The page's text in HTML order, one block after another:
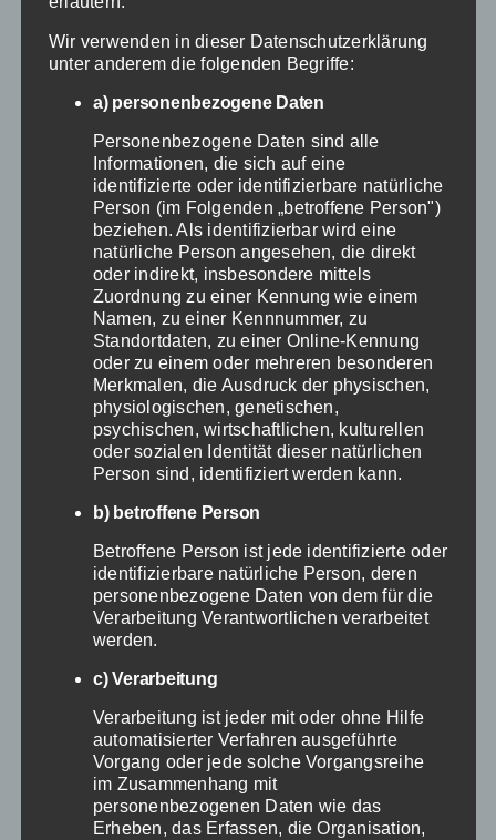
Prävention und
ambulanten
Versorgung
Um kostspielige
Krankenhausaufenthalte zu
reduzieren, sollten auch effektive
Präventionsarbeiten, wie
beispielsweise regelmäßige
Vorsorgeuntersuchungen,
durchgeführt werden. Um diese
zu fördern, sollten Krankenhäuser
verstärkt in Programme
Bevölkerung erhöhen und
frühzeitige Interventionen
ermöglichen. Zudem sollten
ausgebaut werden, um stationäre
Aufenthalte zu reduzieren, wo
dies medizinisch vertretbar ist.
Wir verwenden in dieser Datenschutzerklärung
unter anderem die folgenden Begriffe:
a) personenbezogene Daten
Personenbezogene Daten sind alle
Informationen, die sich auf eine
identifizierte oder identifizierbare natürliche
Person (im Folgenden „betroffene Person")
beziehen. Als identifizierbar wird eine
natürliche Person angesehen, die direkt
oder indirekt, insbesondere mittels
Zuordnung zu einer Kennung wie einem
Namen, zu einer Kennnummer, zu
Standortdaten, zu einer Online-Kennung
oder zu einem oder mehreren besonderen
Merkmalen, die Ausdruck der physischen,
physiologischen, genetischen,
psychischen, wirtschaftlichen, kulturellen
oder sozialen Identität dieser natürlichen
Person sind, identifiziert werden kann.
b) betroffene Person
Betroffene Person ist jede identifizierte oder
identifizierbare natürliche Person, deren
personenbezogene Daten von dem für die
Verarbeitung Verantwortlichen verarbeitet
werden.
c) Verarbeitung
Verarbeitung ist jeder mit oder ohne Hilfe
automatisierter Verfahren ausgeführte
Vorgang oder jede solche Vorgangsreihe
im Zusammenhang mit
personenbezogenen Daten wie das
Erheben, das Erfassen, die Organisation,